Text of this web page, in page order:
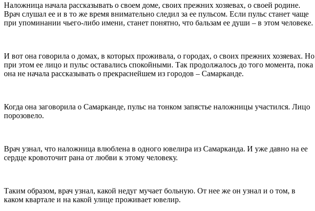
Наложница начала рассказывать о своем доме, своих прежних хозяевах, о своей родине.
Врач слушал ее и в то же время внимательно следил за ее пульсом. Если пульс станет чаще
при упоминании чьего-либо имени, станет понятно, что бальзам ее души – в этом человеке.
И вот она говорила о домах, в которых проживала, о городах, о своих прежних хозяевах. Но
при этом ее лицо и пульс оставались спокойными. Так продолжалось до того момента, пока
она не начала рассказывать о прекраснейшем из городов – Самарканде.
Когда она заговорила о Самарканде, пульс на тонком запястье наложницы участился. Лицо
порозовело.
Врач узнал, что наложница влюблена в одного ювелира из Самарканда. И уже давно на ее
сердце кровоточит рана от любви к этому человеку.
Таким образом, врач узнал, какой недуг мучает больную. От нее же он узнал и о том, в
каком квартале и на какой улице проживает ювелир.